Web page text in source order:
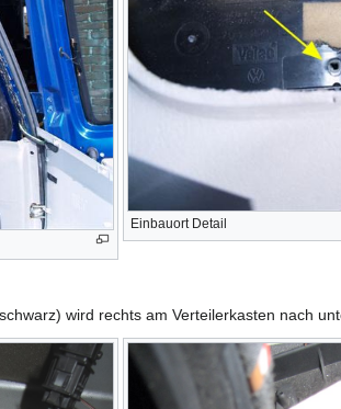
Einbauort Detail
wird rechts am Verteilerkasten nach